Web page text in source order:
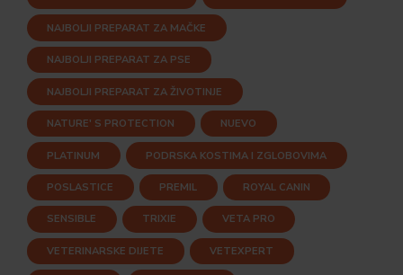
NAJBOLJI PREPARAT ZA MAČKE
NAJBOLJI PREPARAT ZA PSE
NAJBOLJI PREPARAT ZA ŽIVOTINJE
NATURE' S PROTECTION NUEVO
PLATINUM PODRSKA KOSTIMA I ZGLOBOVIMA
POSLASTICE PREMIL ROYAL CANIN
SENSIBLE TRIXIE VETA PRO
VETERINARSKE DIJETE VETEXPERT